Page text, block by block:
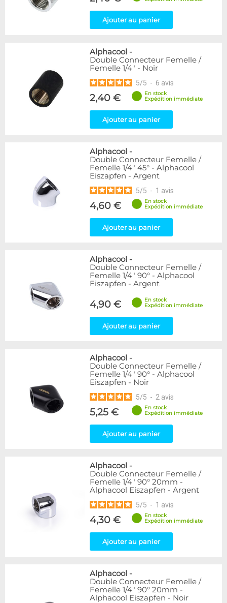
Ajouter au panier
Alphacool -
Double Connecteur Femelle /
Femelle 1/4" - Noir
5/5 - 6 avis
2,40 €
En stock
Expédition immédiate
Ajouter au panier
Alphacool -
Double Connecteur Femelle /
Femelle 1/4" 45° - Alphacool
Eiszapfen - Argent
5/5 - 1 avis
4,60 €
En stock
Expédition immédiate
Ajouter au panier
Alphacool -
Double Connecteur Femelle /
Femelle 1/4" 90° - Alphacool
Eiszapfen - Argent
4,90 €
En stock
Expédition immédiate
Ajouter au panier
Alphacool -
Double Connecteur Femelle /
Femelle 1/4" 90° - Alphacool
Eiszapfen - Noir
5/5 - 2 avis
5,25 €
En stock
Expédition immédiate
Ajouter au panier
Alphacool -
Double Connecteur Femelle /
Femelle 1/4" 90° 20mm -
Alphacool Eiszapfen - Argent
5/5 - 1 avis
4,30 €
En stock
Expédition immédiate
Ajouter au panier
Alphacool -
Double Connecteur Femelle /
Femelle 1/4" 90° 20mm -
Alphacool Eiszapfen - Noir